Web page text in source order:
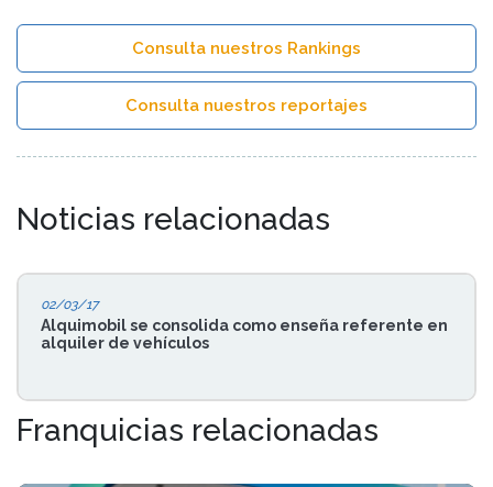
Consulta nuestros Rankings
Consulta nuestros reportajes
Noticias relacionadas
02/03/17
Alquimobil se consolida como enseña referente en
alquiler de vehículos
Franquicias relacionadas